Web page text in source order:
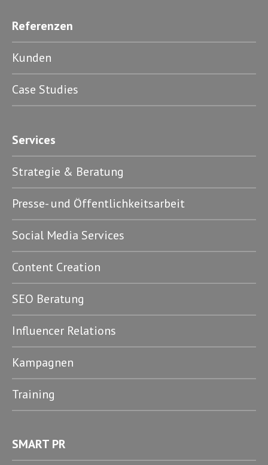
Referenzen
Kunden
Case Studies
Services
Strategie & Beratung
Presse- und Öffentlichkeitsarbeit
Social Media Services
Content Creation
SEO Beratung
Influencer Relations
Kampagnen
Training
SMART PR